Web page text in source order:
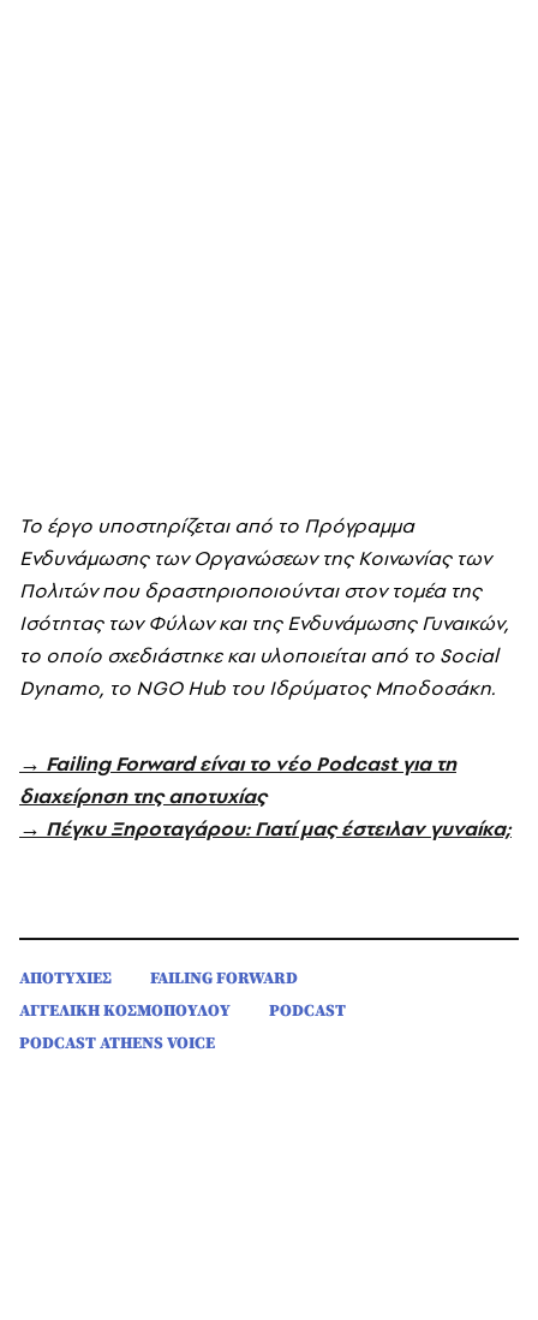
Το έργο υποστηρίζεται από το Πρόγραμμα
Ενδυνάμωσης των Οργανώσεων της Κοινωνίας των
Πολιτών που δραστηριοποιούνται στον τομέα της
Iσότητας των Φύλων και της Ενδυνάμωσης Γυναικών,
το οποίο σχεδιάστηκε και υλοποιείται από το Social
Dynamo, το NGO Hub του Ιδρύματος Μποδοσάκη.
→ Failing Forward είναι το νέο Podcast για τη
διαχείρηση της αποτυχίας
→ Πέγκυ Ξηροταγάρου: Γιατί μας έστειλαν γυναίκα;
ΑΠΟΤΥΧΙΕΣ
FAILING FORWARD
ΑΓΓΕΛΙΚΗ ΚΟΣΜΟΠΟΥΛΟΥ
PODCAST
PODCAST ATHENS VOICE